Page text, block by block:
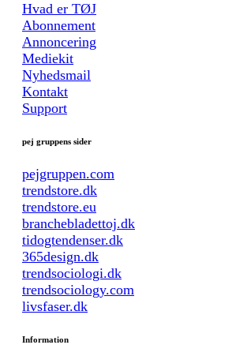
Hvad er TØJ
Abonnement
Annoncering
Mediekit
Nyhedsmail
Kontakt
Support
pej gruppens sider
pejgruppen.com
trendstore.dk
trendstore.eu
branchebladettoj.dk
tidogtendenser.dk
365design.dk
trendsociologi.dk
trendsociology.com
livsfaser.dk
Information